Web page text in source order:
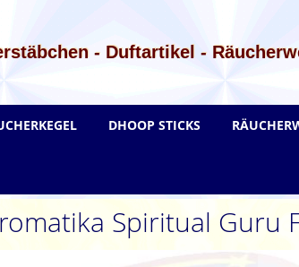
- Duftartikel -
Spiritual Guru
DHOOP STICKS